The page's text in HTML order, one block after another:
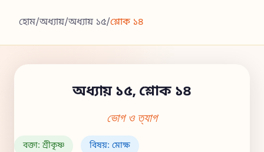
হোম/অধ্যায়/অধ্যায় ১৫/শ্লোক ১৪
অধ্যায় ১৫, শ্লোক ১৪
ভোগ ও ত্যাগ
বক্তা: শ্রীকৃষ্ণ বিষয়: মোক্ষ